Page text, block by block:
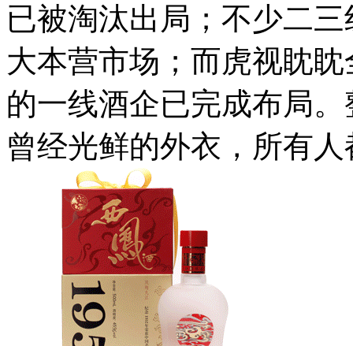
已被淘汰出局；不少二
大本营市场；而虎视眈
的一线酒企已完成布局
曾经光鲜的外衣，所有